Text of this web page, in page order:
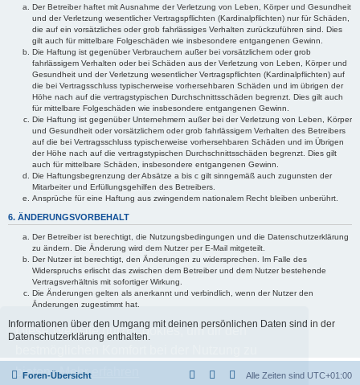
Diese Website nutzt Cookies, um dir den
bieten.Mehr erfahren
Der Betreiber haftet mit Ausnahme der Verletzung von Leben, Körper und Gesundheit
und der Verletzung wesentlicher Vertragspflichten (Kardinalpflichten) nur für Schäden,
die auf ein vorsätzliches oder grob fahrlässiges Verhalten zurückzuführen sind. Dies
gilt auch für mittelbare Folgeschäden wie insbesondere entgangenen Gewinn.
Die Haftung ist gegenüber Verbrauchern außer bei vorsätzlichem oder grob
fahrlässigem Verhalten oder bei Schäden aus der Verletzung von Leben, Körper und
Gesundheit und der Verletzung wesentlicher Vertragspflichten (Kardinalpflichten) auf
die bei Vertragsschluss typischerweise vorhersehbaren Schäden und im übrigen der
Höhe nach auf die vertragstypischen Durchschnittsschäden begrenzt. Dies gilt auch
für mittelbare Folgeschäden wie insbesondere entgangenen Gewinn.
Die Haftung ist gegenüber Unternehmern außer bei der Verletzung von Leben, Körper
und Gesundheit oder vorsätzlichem oder grob fahrlässigem Verhalten des Betreibers
auf die bei Vertragsschluss typischerweise vorhersehbaren Schäden und im Übrigen
der Höhe nach auf die vertragstypischen Durchschnittsschäden begrenzt. Dies gilt
auch für mittelbare Schäden, insbesondere entgangenen Gewinn.
Die Haftungsbegrenzung der Absätze a bis c gilt sinngemäß auch zugunsten der
Mitarbeiter und Erfüllungsgehilfen des Betreibers.
Ansprüche für eine Haftung aus zwingendem nationalem Recht bleiben unberührt.
6. ÄNDERUNGSVORBEHALT
Der Betreiber ist berechtigt, die Nutzungsbedingungen und die Datenschutzerklärung
zu ändern. Die Änderung wird dem Nutzer per E-Mail mitgeteilt.
Der Nutzer ist berechtigt, den Änderungen zu widersprechen. Im Falle des
Widerspruchs erlischt das zwischen dem Betreiber und dem Nutzer bestehende
Vertragsverhältnis mit sofortiger Wirkung.
Die Änderungen gelten als anerkannt und verbindlich, wenn der Nutzer den
Änderungen zugestimmt hat.
Informationen über den Umgang mit deinen persönlichen Daten sind in der
Datenschutzerklärung enthalten.
Foren-Übersicht Alle Zeiten sind UTC+01:00